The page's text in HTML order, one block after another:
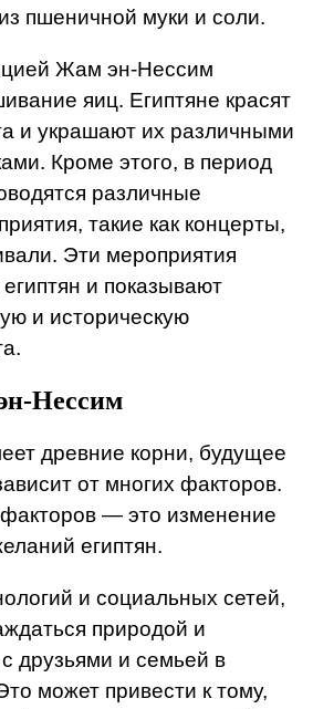
пшеничной муки и соли.
Жам эн-Нессим
яиц. Египтяне красят
и украшают их различными
Кроме этого, в период
различные
такие как концерты,
Эти мероприятия
и показывают
и историческую
Нессим
древние корни, будущее
от многих факторов.
— это изменение
египтян.
и социальных сетей,
природой и
друзьями и семьей в
может привести к тому,